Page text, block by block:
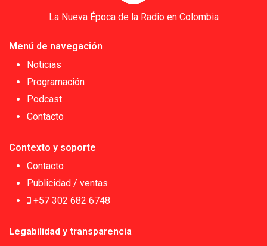
La Nueva Época de la Radio en Colombia
Menú de navegación
Noticias
Programación
Podcast
Contacto
Contexto y soporte
Contacto
Publicidad / ventas
+57 302 682 6748
Legabilidad y transparencia